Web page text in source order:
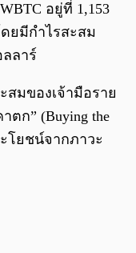
อยู่ที่ 1,153
ยมีกำไรสะสม
ลลาร์
สมของเจ้ามือราย
ก” (Buying the
โยชน์จากภาวะ